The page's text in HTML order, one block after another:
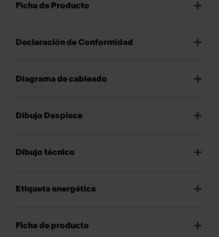
Ficha de Producto
Declaración de Conformidad
Diagrama de cableado
Dibujo Despiece
Dibujo técnico
Etiqueta energética
Ficha de producto